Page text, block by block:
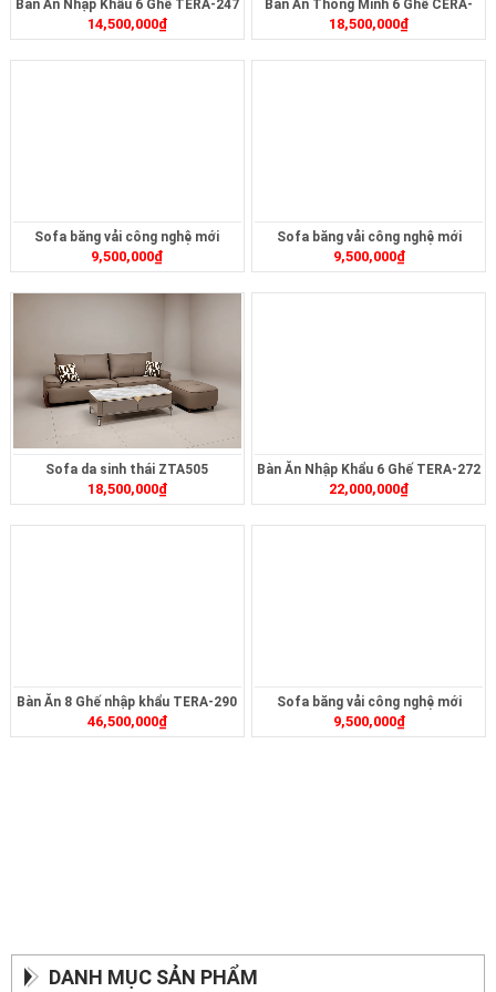
Bàn Ăn Nhập Khẩu 6 Ghế TERA-247
14,500,000₫
Bàn Ăn Thông Minh 6 Ghế CERA-
2321B
18,500,000₫
Sofa băng vải công nghệ mới
ZB408
9,500,000₫
Sofa băng vải công nghệ mới
ZB473
9,500,000₫
Sofa da sinh thái ZTA505
18,500,000₫
Bàn Ăn Nhập Khẩu 6 Ghế TERA-272
22,000,000₫
Bàn Ăn 8 Ghế nhập khẩu TERA-290
46,500,000₫
Sofa băng vải công nghệ mới
ZB472
9,500,000₫
DANH MỤC SẢN PHẨM